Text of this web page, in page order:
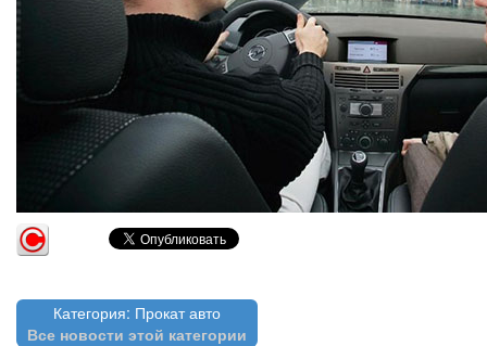
Категория: Прокат авто
Все новости этой категории